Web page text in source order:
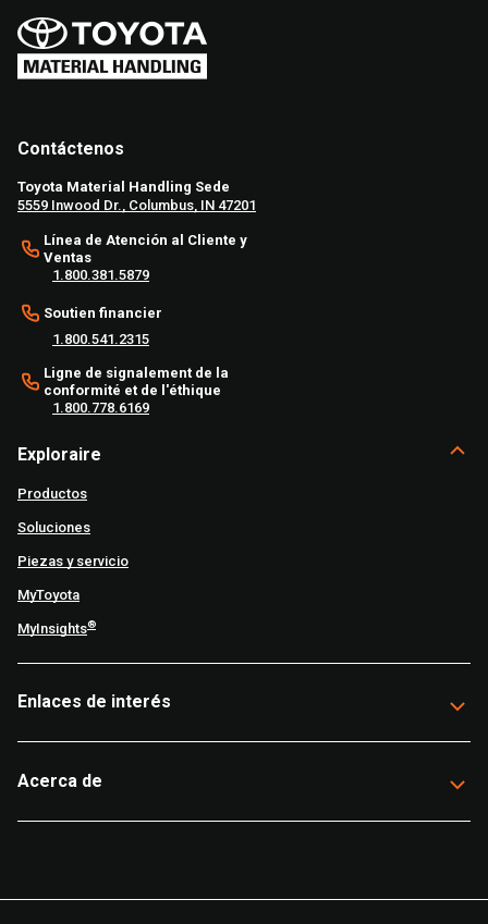
Contáctenos
Toyota Material Handling Sede
5559 Inwood Dr., Columbus, IN 47201
Línea de Atención al Cliente y
Ventas
1.800.381.5879
Soutien financier
1.800.541.2315
Ligne de signalement de la
conformité et de l'éthique
1.800.778.6169
Exploraire
Productos
Soluciones
Piezas y servicio
MyToyota
MyInsights®
Enlaces de interés
Acerca de